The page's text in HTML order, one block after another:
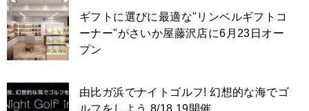
ギフトに選びに最適な"リンベルギフトコ
ーナー"がさいか屋藤沢店に6月23日オー
プン
由比ガ浜でナイトゴルフ! 幻想的な海でゴ
ルフをしよう 8/18,19開催